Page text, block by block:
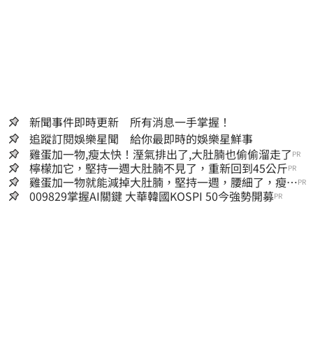
新聞事件即時更新 所有消息一手掌握！
追蹤訂閱娛樂星聞 給你最即時的娛樂星鮮事
雞蛋加一物,瘦太快！溼氣排出了,大肚腩也偷偷溜走了 PR
檸檬加它，堅持一週大肚腩不見了，重新回到45公斤PR
雞蛋加一物就能減掉大肚腩，堅持一週，腰細了，瘦到
你懷疑人生！
PR
009829掌握AI關鍵 大華韓國KOSPI 50今強勢開募PR